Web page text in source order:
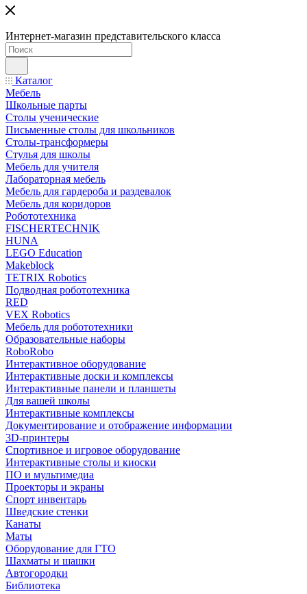
Интернет-магазин представительского класса
Каталог
Мебель
Школьные парты
Столы ученические
Письменные столы для школьников
Столы-трансформеры
Стулья для школы
Мебель для учителя
Лабораторная мебель
Мебель для гардероба и раздевалок
Мебель для коридоров
Робототехника
FISCHERTECHNIK
HUNA
LEGO Education
Makeblock
TETRIX Robotics
Подводная робототехника
RED
VEX Robotics
Мебель для робототехники
Образовательные наборы
RoboRobo
Интерактивное оборудование
Интерактивные доски и комплексы
Интерактивные панели и планшеты
Для вашей школы
Интерактивные комплексы
Документирование и отображение информации
3D-принтеры
Спортивное и игровое оборудование
Интерактивные столы и киоски
ПО и мультимедиа
Проекторы и экраны
Спорт инвентарь
Шведские стенки
Канаты
Маты
Оборудование для ГТО
Шахматы и шашки
Автогородки
Библиотека